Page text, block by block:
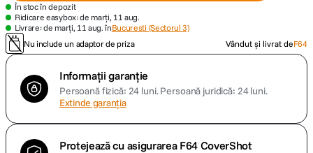
10 . godox
În stoc în depozit
Ridicare easybox: de marți, 11 aug.
Livrare: de marți, 11 aug. înBucuresti (Sectorul 3)
Nu include un adaptor de priza
Vândut și livrat deF64
Informații garanție
Persoană fizică: 24 luni.Persoană juridică: 24 luni.
Extinde garanția
Protejează cu asigurarea F64 CoverShot